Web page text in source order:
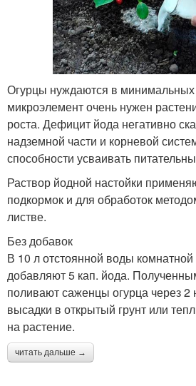
Огурцы нуждаются в минимальных
микроэлемент очень нужен
роста. Дефицит йода негативно
надземной части и корневой
способности усваивать
Раствор йодной настойки
подкормок и для обработок
листве.
Без добавок
В 10 л отстоянной воды
добавляют 5 кап. йода.
поливают саженцы огурца через 2
высадки в открытый грунт или
на растение.
читать дальше →